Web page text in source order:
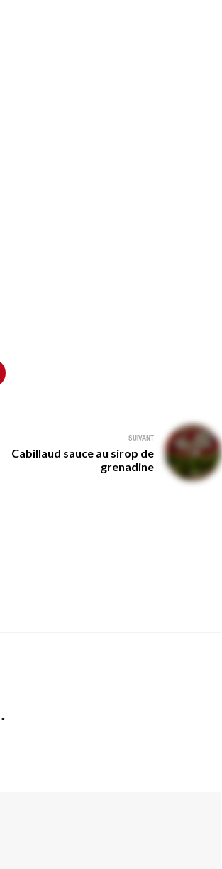
SUIVANT
Cabillaud sauce au sirop de
grenadine
*